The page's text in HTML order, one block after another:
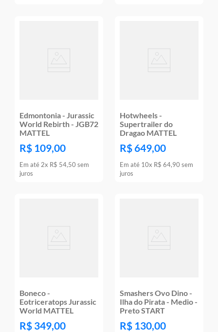
Edmontonia - Jurassic
World Rebirth - JGB72
MATTEL
R$ 109,00
Em até 2x R$ 54,50 sem
juros
Hotwheels -
Supertrailer do
Dragao MATTEL
R$ 649,00
Em até 10x R$ 64,90 sem
juros
Boneco -
Eotriceratops Jurassic
World MATTEL
R$ 349,00
Smashers Ovo Dino -
Ilha do Pirata - Medio -
Preto START
R$ 130,00